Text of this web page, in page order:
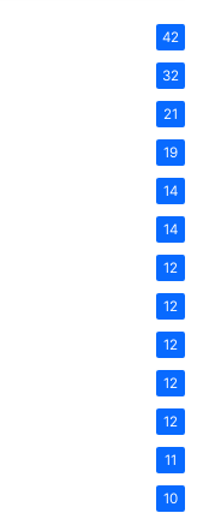
42
32
21
19
14
14
12
12
12
12
12
11
10